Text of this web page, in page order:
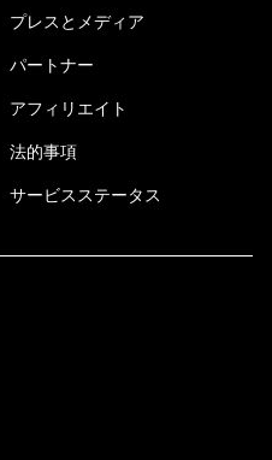
プレスとメディア
パートナー
アフィリエイト
法的事項
サービスステータス